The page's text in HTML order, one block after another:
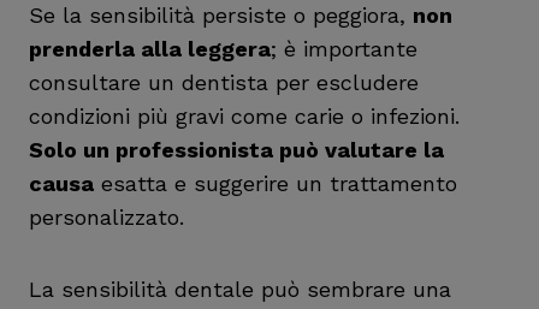
Se la sensibilità persiste o peggiora, non
prenderla alla leggera; è importante
consultare un dentista per escludere
condizioni più gravi come carie o infezioni.
Solo un professionista può valutare la
causa esatta e suggerire un trattamento
personalizzato.
La sensibilità dentale può sembrare una